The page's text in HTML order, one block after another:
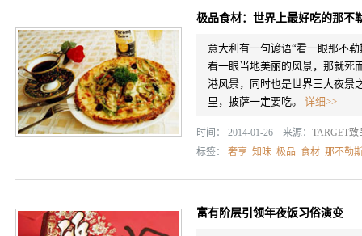
极品食材：世界上最好吃的那不
意大利有一句谚语“看一眼那不
看一眼当地美丽的风景，那就死
港风景，同时也是世界三大夜景
里，披萨一定要吃。 详细>>
时间： 2014-01-26 来源： TARGET致
标签： 奢享 知味 极品 食材 那不勒
富有阶层引领年夜饭习俗演变